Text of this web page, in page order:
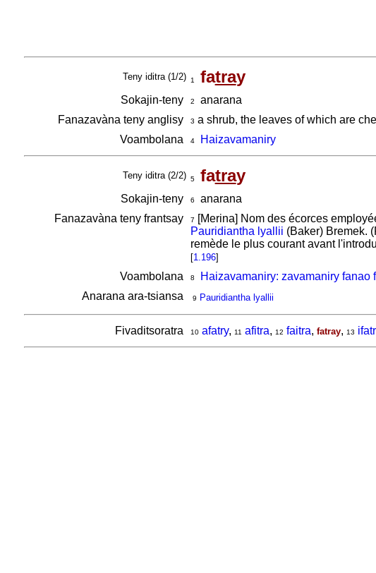
Teny iditra (1/2) 1 fatray
Sokajin-teny 2
anarana
Fanazavàna teny anglisy
3 a shrub, the leaves of which are
Voambolana 4 Haizavamaniry
Teny iditra (2/2) 5 fatray
Sokajin-teny 6
anarana
Fanazavàna teny frantsay
7 [Merina] Nom des écorces
Pauridiantha lyallii (Baker) Bremek.
remède le plus courant avant
[1.196]
Voambolana 8
Haizavamaniry: zavamaniry fanao
Anarana ara-tsiansa
9 Pauridiantha lyallii
Fivaditsoratra 10 afatry, 11 afitra, 12 faitra, fatray, 13